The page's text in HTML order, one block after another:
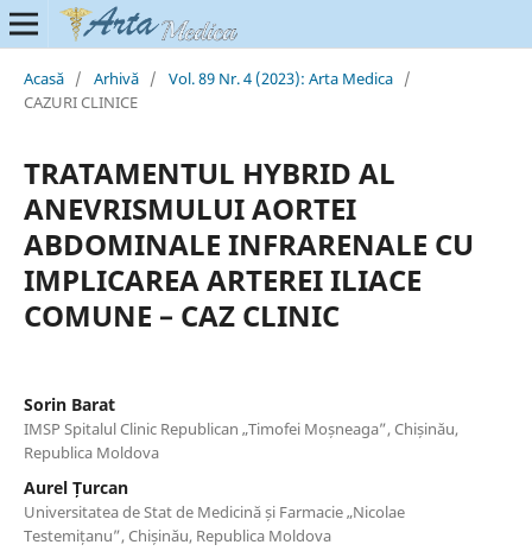
Acasă / Arhivă / Vol. 89 Nr. 4 (2023): Arta Medica /
CAZURI CLINICE
TRATAMENTUL HYBRID AL
ANEVRISMULUI AORTEI
ABDOMINALE INFRARENALE CU
IMPLICAREA ARTEREI ILIACE
COMUNE – CAZ CLINIC
Sorin Barat
IMSP Spitalul Clinic Republican „Timofei Moșneaga”, Chișinău,
Republica Moldova
Aurel Țurcan
Universitatea de Stat de Medicină și Farmacie „Nicolae
Testemițanu”, Chișinău, Republica Moldova